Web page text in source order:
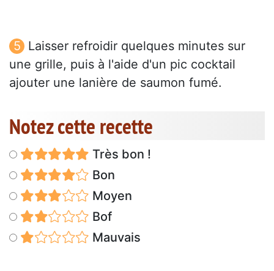
Laisser refroidir quelques minutes sur
une grille, puis à l'aide d'un pic cocktail
ajouter une lanière de saumon fumé.
Notez cette recette
Très bon !
Bon
Moyen
Bof
Mauvais